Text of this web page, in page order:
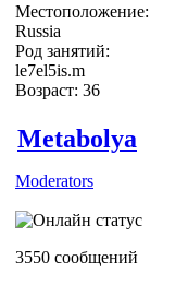
Местоположение:
Russia
Род занятий:
le7el5is.m
Возраст: 36
Metabolya
Moderators
3550 сообщений